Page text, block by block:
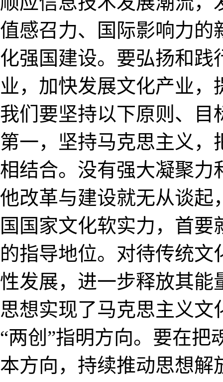
值感召力、国际影响力的
化强国建设。要弘扬和
业，加快发展文化产业，
我们要坚持以下原则、目
第一，坚持马克思主义
相结合。没有强大凝聚力
他改革与建设就无从谈起
国国家文化软实力，首
的指导地位。对待传统
性发展，进一步释放其能
思想实现了马克思主义
“两创”指明方向。要在
本方向，持续推动思想解